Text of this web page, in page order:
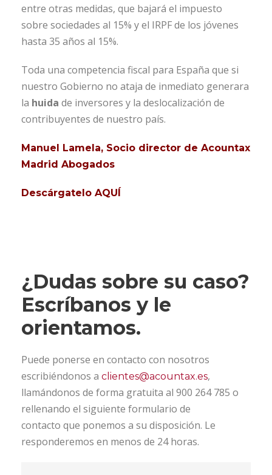
entre otras medidas, que bajará el impuesto
sobre sociedades al 15% y el IRPF de los jóvenes
hasta 35 años al 15%.
Toda una competencia fiscal para España que si
nuestro Gobierno no ataja de inmediato generara
la huida de inversores y la deslocalización de
contribuyentes de nuestro país.
Manuel Lamela, Socio director de Acountax
Madrid Abogados
Descárgatelo AQUÍ
¿Dudas sobre su caso?
Escríbanos y le
orientamos.
Puede ponerse en contacto con nosotros
escribiéndonos a clientes@acountax.es,
llamándonos de forma gratuita al 900 264 785 o
rellenando el siguiente formulario de
contacto que ponemos a su disposición. Le
responderemos en menos de 24 horas.